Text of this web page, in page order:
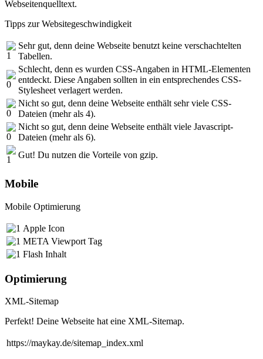
Webseitenquelltext.
Tipps zur Websitegeschwindigkeit
Sehr gut, denn deine Webseite benutzt keine verschachtelten
Tabellen.
Schlecht, denn es wurden CSS-Angaben in HTML-Elementen
entdeckt. Diese Angaben sollten in ein entsprechendes CSS-
Stylesheet verlagert werden.
Nicht so gut, denn deine Webseite enthält sehr viele CSS-
Dateien (mehr als 4).
Nicht so gut, denn deine Webseite enthält viele Javascript-
Dateien (mehr als 6).
Gut! Du nutzen die Vorteile von gzip.
Mobile
Mobile Optimierung
Apple Icon
META Viewport Tag
Flash Inhalt
Optimierung
XML-Sitemap
Perfekt! Deine Webseite hat eine XML-Sitemap.
https://maykay.de/sitemap_index.xml